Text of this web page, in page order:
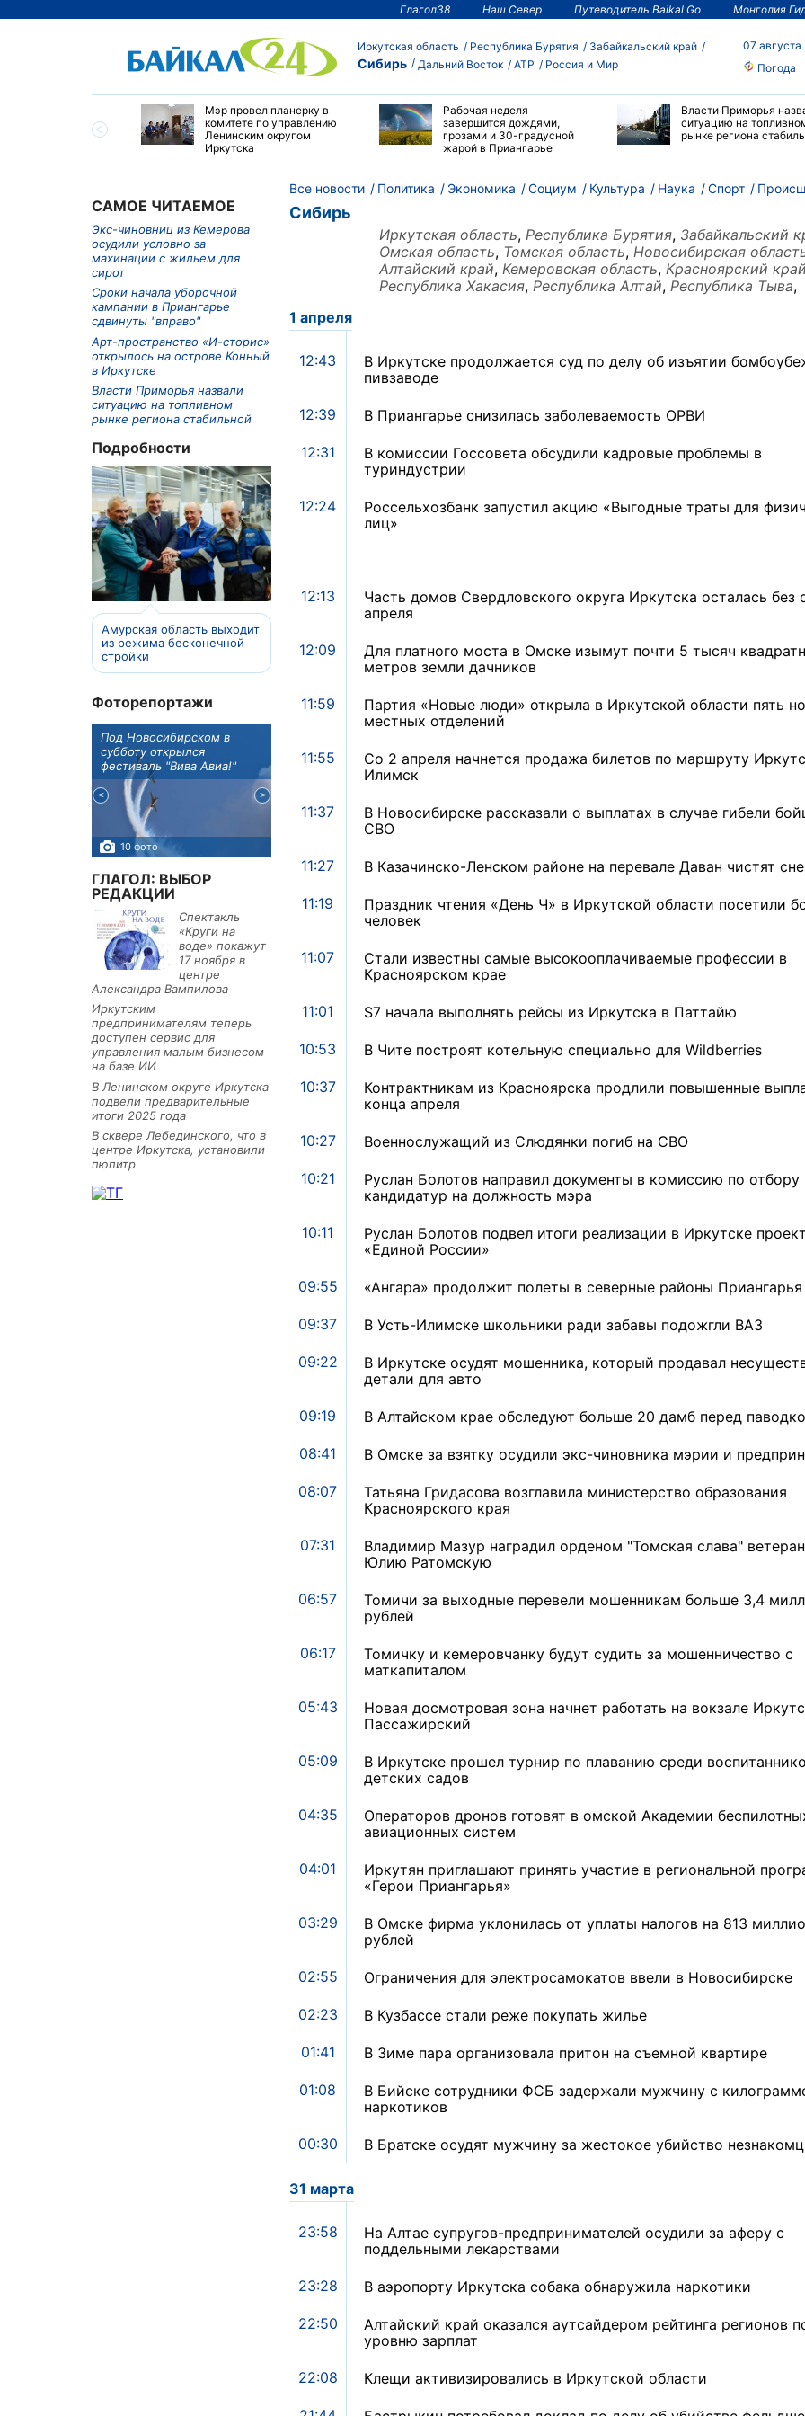
Глагол38 Наш Север Путеводитель Baikal Go Монголия
Иркутская область Республика Бурятия Забайкальский край
Сибирь Дальний Восток АТР Россия и Мир
07 августа
Погода
сделать
Мэр провел планерку в
комитете по управлению
Ленинским округом
Иркутска
Рабочая неделя
завершится дождями,
грозами и 30-градусной
жарой в Приангарье
Власти Приморья
ситуацию на
рынке региона
САМОЕ ЧИТАЕМОЕ
Экс-чиновниц из Кемерова
осудили условно за
махинации с жильем для
сирот
Сроки начала уборочной
кампании в Приангарье
сдвинуты "вправо"
Арт-пространство «И-сторис»
открылось на острове Конный
в Иркутске
Власти Приморья назвали
ситуацию на топливном
рынке региона стабильной
Подробности
Амурская область выходит
из режима бесконечной
стройки
Фоторепортажи
Под Новосибирском в
субботу открылся
фестиваль "Вива Авиа!"
10 фото
открытию новую детскую
библиотеку
Оксана Жучкова рассказала
о поддержке детского
фестиваль "Вива Авиа!"
ГЛАГОЛ: ВЫБОР
РЕДАКЦИИ
Спектакль
«Круги на
воде» покажут
17 ноября в
центре
Александра Вампилова
Иркутским
предпринимателям теперь
доступен сервис для
управления малым бизнесом
на базе ИИ
В Ленинском округе Иркутска
подвели предварительные
итоги 2025 года
В сквере Лебединского, что в
центре Иркутска, установили
пюпитр
Все новости Политика Экономика Социум Культура Наука Спорт
Сибирь
Иркутская область, Республика Бурятия, Забайкальский
Омская область, Томская область, Новосибирская
Алтайский край, Кемеровская область, Красноярский край
Республика Хакасия, Республика Алтай, Республика Тыва,
1 апреля
12:43
В Иркутске продолжается суд по делу об изъятии
пивзаводе
12:39 В Приангарье снизилась заболеваемость ОРВИ
12:31
В комиссии Госсовета обсудили кадровые проблемы в
туриндустрии
12:24
Россельхозбанк запустил акцию «Выгодные траты для
лиц»
12:13
Часть домов Свердловского округа Иркутска осталась без
апреля
12:09
Для платного моста в Омске изымут почти 5 тысяч
метров земли дачников
11:59
Партия «Новые люди» открыла в Иркутской области пять
местных отделений
11:55
Со 2 апреля начнется продажа билетов по маршруту
Илимск
11:37
В Новосибирске рассказали о выплатах в случае гибели
СВО
11:27 В Казачинско-Ленском районе на перевале Даван чистят
11:19
Праздник чтения «День Ч» в Иркутской области посетили
человек
11:07
Стали известны самые высокооплачиваемые профессии в
Красноярском крае
11:01 S7 начала выполнять рейсы из Иркутска в Паттайю
10:53 В Чите построят котельную специально для Wildberries
10:37
Контрактникам из Красноярска продлили повышенные
конца апреля
10:27 Военнослужащий из Слюдянки погиб на СВО
10:21
Руслан Болотов направил документы в комиссию по отбору
кандидатур на должность мэра
10:11
Руслан Болотов подвел итоги реализации в Иркутске
«Единой России»
09:55 «Ангара» продолжит полеты в северные районы Приангарья
09:37 В Усть-Илимске школьники ради забавы подожгли ВАЗ
09:22
В Иркутске осудят мошенника, который продавал
детали для авто
09:19 В Алтайском крае обследуют больше 20 дамб перед
08:41 В Омске за взятку осудили экс-чиновника мэрии и
08:07
Татьяна Гридасова возглавила министерство образования
Красноярского края
07:31
Владимир Мазур наградил орденом "Томская слава"
Юлию Ратомскую
06:57
Томичи за выходные перевели мошенникам больше 3,4
рублей
06:17
Томичку и кемеровчанку будут судить за мошенничество с
маткапиталом
05:43
Новая досмотровая зона начнет работать на вокзале
Пассажирский
05:09
В Иркутске прошел турнир по плаванию среди
детских садов
04:35
Операторов дронов готовят в омской Академии
авиационных систем
04:01
Иркутян приглашают принять участие в региональной
«Герои Приангарья»
03:29
В Омске фирма уклонилась от уплаты налогов на 813
рублей
02:55 Ограничения для электросамокатов ввели в Новосибирске
02:23 В Кузбассе стали реже покупать жилье
01:41 В Зиме пара организовала притон на съемной квартире
01:08
В Бийске сотрудники ФСБ задержали мужчину с
наркотиков
00:30 В Братске осудят мужчину за жестокое убийство
31 марта
23:58
На Алтае супругов-предпринимателей осудили за аферу с
поддельными лекарствами
23:28 В аэропорту Иркутска собака обнаружила наркотики
22:50
Алтайский край оказался аутсайдером рейтинга регионов
уровню зарплат
22:08 Клещи активизировались в Иркутской области